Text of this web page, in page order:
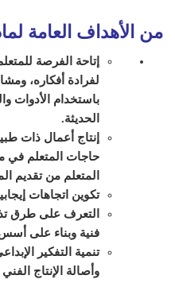
من الأهداف العامة
إتاحة الفرصة
لفرادة أفكاره،
باستخدام الأدوات
الحديثة.
إنتاج أعمال ذات
حاجات المتعلم في
المتعلم من تقديم
تكوين اتجاهات
التعرف على طرق
فنية وبناء على
تنمية التفكير
وأصالة الإنتاج